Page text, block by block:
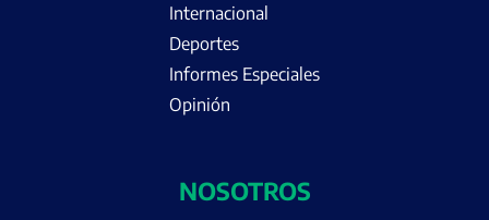
Internacional
Deportes
Informes Especiales
Opinión
NOSOTROS